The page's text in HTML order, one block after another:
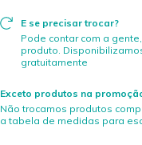
E se precisar trocar?
Pode contar com a
produto.
gratuitamente
Exceto produtos na
Não trocamos produtos
a tabela de medidas para